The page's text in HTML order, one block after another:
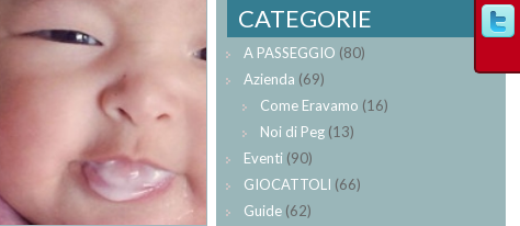
CATEGORIE
A PASSEGGIO (80)
Azienda (69)
Come Eravamo (16)
Noi di Peg (13)
Eventi (90)
GIOCATTOLI (66)
Guide (62)